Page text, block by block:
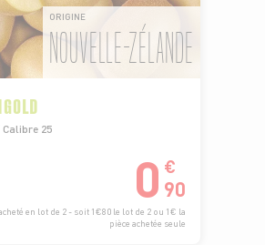
ORIGINE
NOUVELLE-ZÉLANDE
25
0 €
90
en lot de 2 - soit 1€80 le lot de 2 ou 1€ la
pièce achetée seule